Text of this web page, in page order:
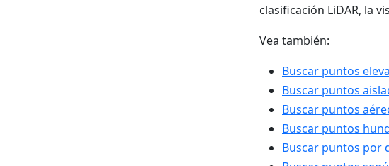
clasificación LiDAR, la
Vea también:
Buscar puntos
Buscar puntos
Buscar puntos
Buscar puntos
Buscar puntos por